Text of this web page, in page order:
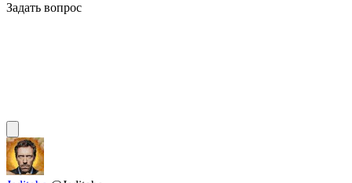
Задать вопрос